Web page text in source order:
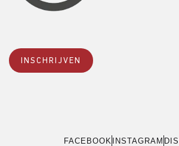
INSCHRIJVEN
FACEBOOK INSTAGRAM